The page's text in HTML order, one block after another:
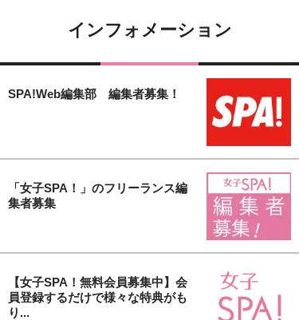
インフォメーション
SPA!Web編集部 編集者募集！
「女子SPA！」のフリーランス編
集者募集
【女子SPA！無料会員募集中】会
員登録するだけで様々な特典がも
り...